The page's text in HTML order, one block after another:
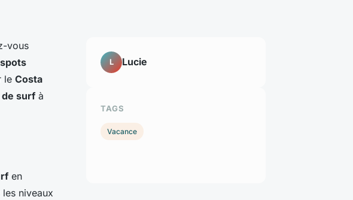
vous
spots
le Costa
surf à
en
niveaux
L Lucie
TAGS
Vacance